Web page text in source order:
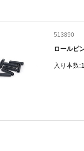
513890
ロールピ
入り本数